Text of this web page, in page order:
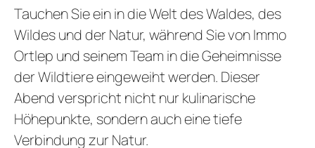
Tauchen Sie ein in die Welt des Waldes, des
Wildes und der Natur, während Sie von Immo
Ortlep und seinem Team in die Geheimnisse
der Wildtiere eingeweiht werden. Dieser
Abend verspricht nicht nur kulinarische
Höhepunkte, sondern auch eine tiefe
Verbindung zur Natur.